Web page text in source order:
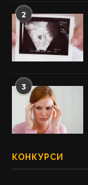
2
3
КОНКУРСИ